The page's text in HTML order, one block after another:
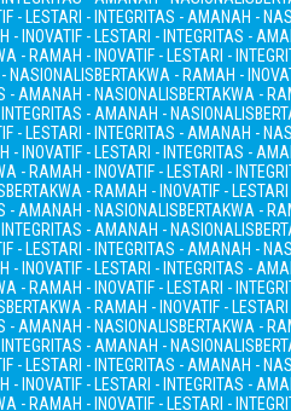
- LESTARI - INTEGRITAS - AMANAH -
- INOVATIF - LESTARI - INTEGRITAS -
- RAMAH - INOVATIF - LESTARI -
NASIONALISBERTAKWA - RAMAH -
- AMANAH - NASIONALISBERTAKWA -
- AMANAH - NASIONALIS
- LESTARI - INTEGRITAS - AMANAH -
- INOVATIF - LESTARI - INTEGRITAS -
- RAMAH - INOVATIF - LESTARI -
BERTAKWA - RAMAH - INOVATIF -
- AMANAH - NASIONALISBERTAKWA -
- AMANAH - NASIONALIS
- LESTARI - INTEGRITAS - AMANAH -
- INOVATIF - LESTARI - INTEGRITAS -
- RAMAH - INOVATIF - LESTARI -
BERTAKWA - RAMAH - INOVATIF -
- AMANAH - NASIONALISBERTAKWA -
- AMANAH - NASIONALIS
- LESTARI - INTEGRITAS - AMANAH -
- INOVATIF - LESTARI - INTEGRITAS -
- RAMAH - INOVATIF - LESTARI -